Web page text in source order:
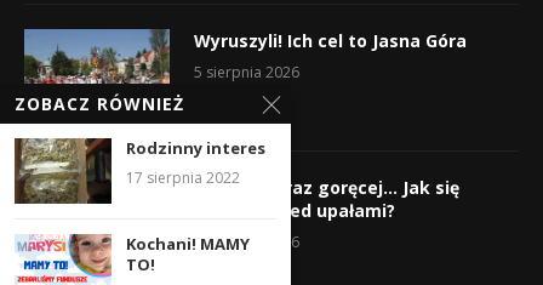
Wyruszyli! Ich cel to Jasna Góra
5 sierpnia 2026
Gorąco, coraz goręcej… Jak się
chronić przed upałami?
4 sierpnia 2026
ZOBACZ RÓWNIEŻ
Rodzinny interes
17 sierpnia 2022
Kochani! MAMY
TO!